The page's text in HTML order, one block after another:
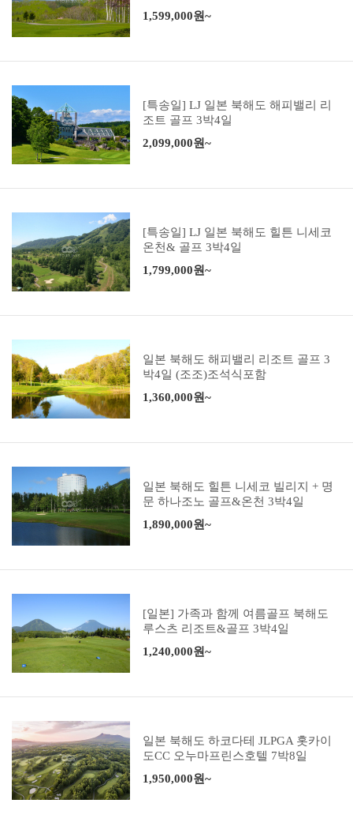
1,599,000원~
[특송일] LJ 일본 북해도 해피밸리 리
조트 골프 3박4일
2,099,000원~
[특송일] LJ 일본 북해도 힐튼 니세코
온천& 골프 3박4일
1,799,000원~
일본 북해도 해피밸리 리조트 골프 3
박4일 (조조)조석식포함
1,360,000원~
일본 북해도 힐튼 니세코 빌리지 + 명
문 하나조노 골프&온천 3박4일
1,890,000원~
[일본] 가족과 함께 여름골프 북해도
루스츠 리조트&골프 3박4일
1,240,000원~
일본 북해도 하코다테 JLPGA 홋카이
도CC 오누마프린스호텔 7박8일
1,950,000원~